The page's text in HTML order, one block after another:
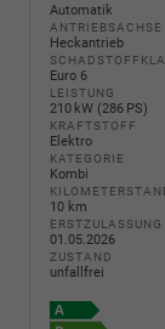
Automatik
ANTRIEBSACHSE
Heckantrieb
Euro 6
LEISTUNG
210 kW (286 PS)
KRAFTSTOFF
Elektro
KATEGORIE
Kombi
10 km
ERSTZULASSUNG
01.05.2026
ZUSTAND
unfallfrei